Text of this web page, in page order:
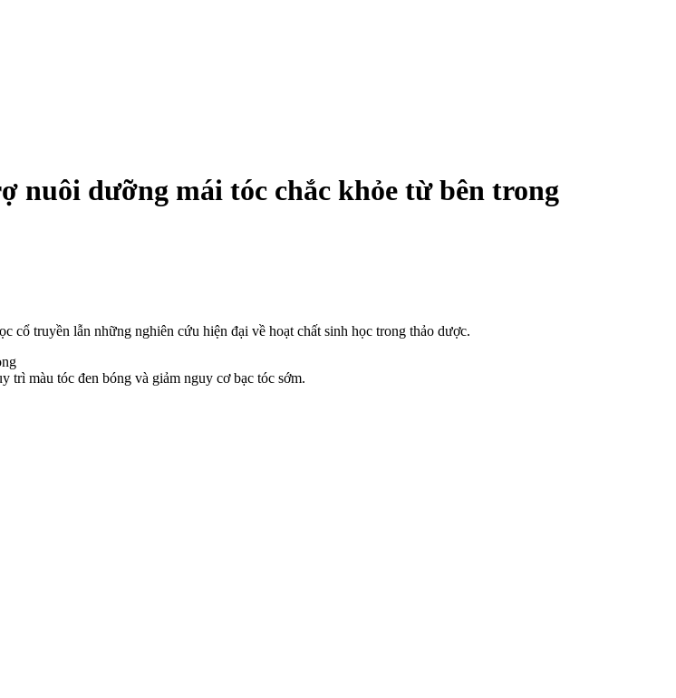
nuôi dưỡng mái tóc chắc khỏe từ bên trong
cổ truyền lẫn những nghiên cứu hiện đại về hoạt chất sinh học trong thảo dược.
trì màu tóc đen bóng và giảm nguy cơ bạc tóc sớm.